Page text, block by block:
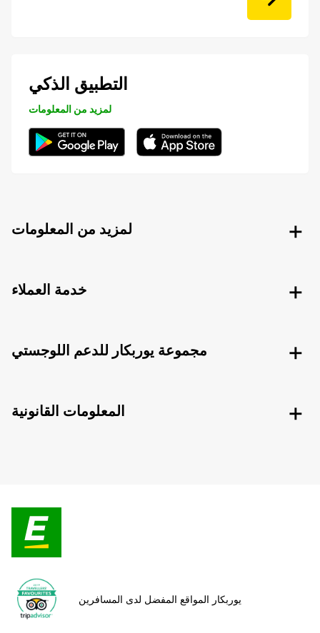
التطبيق الذكي
لمزيد من المعلومات
لمزيد من المعلومات
خدمة العملاء
مجموعة يوربكار للدعم اللوجستي
المعلومات القانونية
يوربكار المواقع المفضل لدى المسافرين